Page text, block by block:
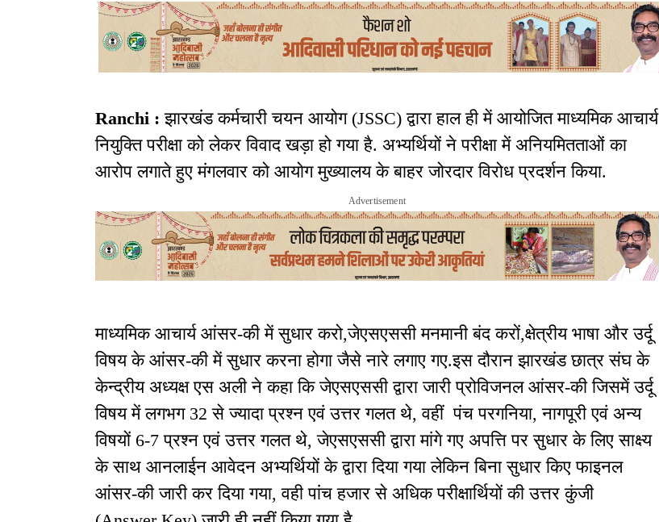
Ranchi :झारखंड कर्मचारी चयन आयोग (JSSC) द्वारा हाल ही में आयोजित माध्यमिक आचार्य
नियुक्ति परीक्षा को लेकर विवाद खड़ा हो गया है. अभ्यर्थियों ने परीक्षा में अनियमितताओं का
आरोप लगाते हुए मंगलवार को आयोग मुख्यालय के बाहर जोरदार विरोध प्रदर्शन किया.
Advertisement
माध्यमिक आचार्य आंसर-की में सुधार करो,जेएसएससी मनमानी बंद करों,क्षेत्रीय भाषा और उर्दू
विषय के आंसर-की में सुधार करना होगा जैसे नारे लगाए गए.इस दौरान झारखंड छात्र संघ के
केन्द्रीय अध्यक्ष एस अली ने कहा कि जेएसएससी द्वारा जारी प्रोविजनल आंसर-की जिसमें उर्दू
विषय में लगभग 32 से ज्यादा प्रश्न एवं उत्तर गलत थे, वहीं पंच परगनिया, नागपूरी एवं अन्य
विषयों 6-7 प्रश्न एवं उत्तर गलत थे, जेएसएससी द्वारा मांगे गए अपत्ति पर सुधार के लिए साक्ष्य
के साथ आनलाईन आवेदन अभ्यर्थियों के द्वारा दिया गया लेकिन बिना सुधार किए फाइनल
आंसर-की जारी कर दिया गया, वही पांच हजार से अधिक परीक्षार्थियों की उत्तर कुंजी